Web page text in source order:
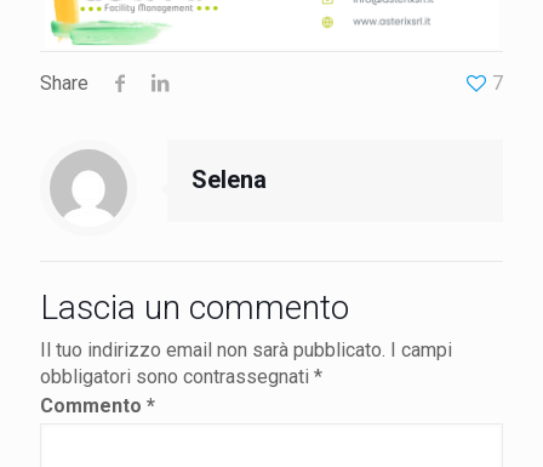
Share 7
Selena
Lascia un commento
Il tuo indirizzo email non sarà pubblicato. I campi
obbligatori sono contrassegnati *
Commento *